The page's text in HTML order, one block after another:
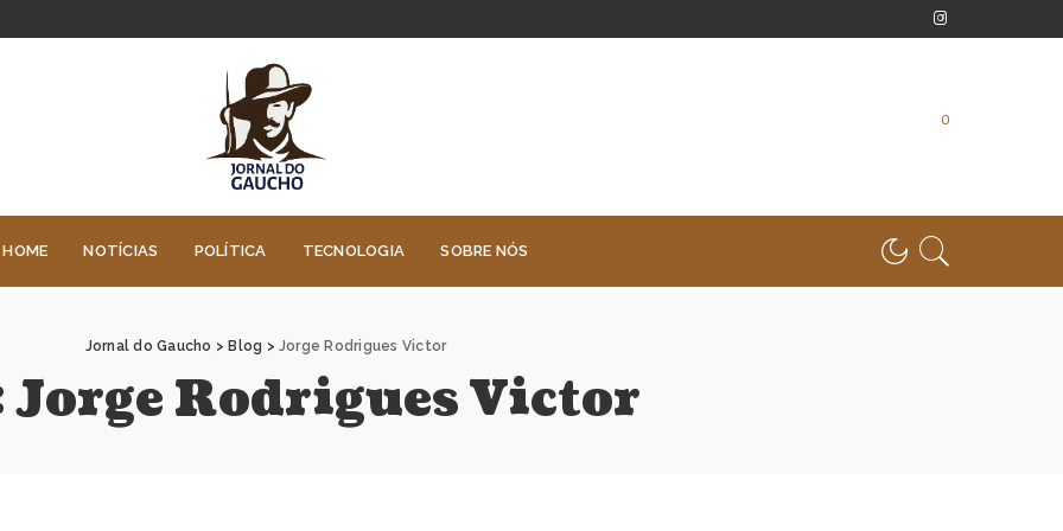
0
HOME NOTÍCIAS POLÍTICA TECNOLOGIA SOBRE NÓS
Jornal do Gaucho > Blog > Jorge Rodrigues Victor
Jorge Rodrigues Victor